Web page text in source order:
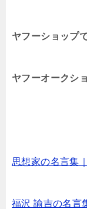
ヤフーショップ
ヤフーオークシ
思想家の名言集
福沢 諭吉の名言